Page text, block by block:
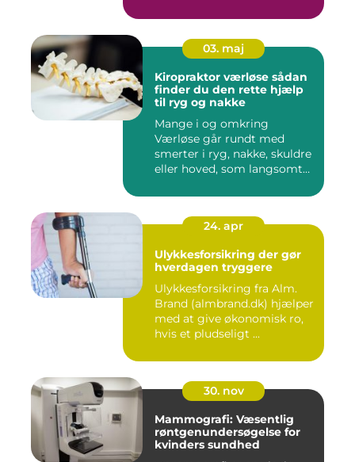
03. maj
Kiropraktor værløse sådan
finder du den rette hjælp
til ryg og nakke
Mange i og omkring
Værløse går rundt med
smerter i ryg, nakke, skuldre
eller hoved, som langsomt
24. apr
Ulykkesforsikring der gør
hverdagen tryggere
Ulykkesforsikring fra Alm.
Brand (almbrand.dk) hjælper
med at give økonomisk ro,
hvis et pludseligt ...
30. nov
Mammografi: Væsentlig
røntgenundersøgelse for
kvinders sundhed